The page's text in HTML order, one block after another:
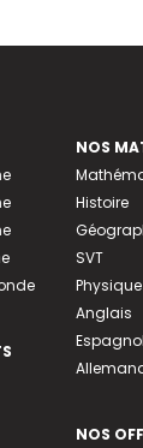
NOS
Histoire
SVT
Anglais
Espagnol
NOS